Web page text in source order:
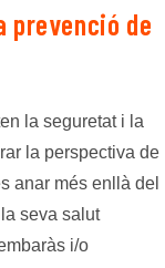
prevenció de
la seguretat i la
la perspectiva de
anar més enllà del
seva salut
i/o